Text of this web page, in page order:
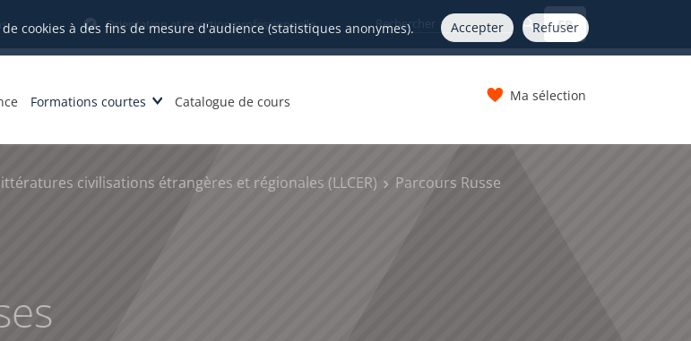
cookies à des fins de mesure d'audience (statistiques anonymes). Accepter Refuser
Orientation et insertion professionnelle FR
Formations courtes Catalogue de cours Ma sélection
civilisations étrangères et régionales (LLCER)
Parcours Russe